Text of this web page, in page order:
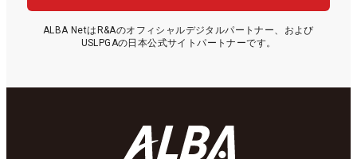
ALBA NetはR&Aのオフィシャルデジタルパートナー、および
USLPGAの日本公式サイトパートナーです。